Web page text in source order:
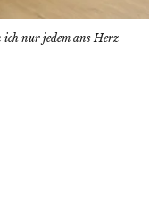
nur jedem ans Herz